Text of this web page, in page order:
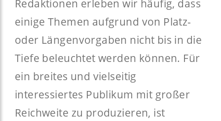
Redaktionen erleben wir häufig, dass
einige Themen aufgrund von Platz-
oder Längenvorgaben nicht bis in die
Tiefe beleuchtet werden können. Für
ein breites und vielseitig
interessiertes Publikum mit großer
Reichweite zu produzieren, ist